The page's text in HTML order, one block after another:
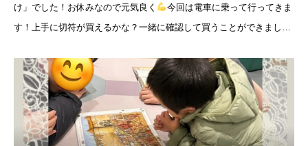
け」でした！お休みなので元気良く
今回は電車に乗って行ってきま
す！上手に切符が買えるかな？一緒に確認して買うことができました